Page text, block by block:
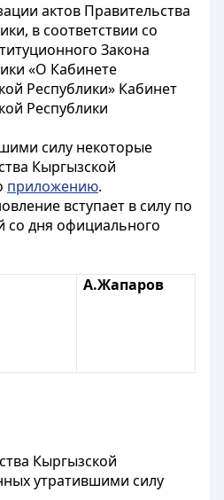
актов Правительства
в соответствии со
Закона
«О Кабинете
Республики» Кабинет
Республики
силу некоторые
Кыргызской
приложению.
вступает в силу по
со дня официального
А.Жапаров
Кыргызской
утратившими силу